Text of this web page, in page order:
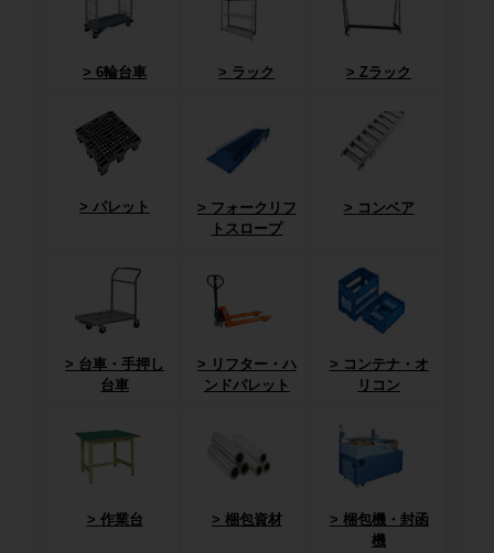
6輪台車 ラック Zラック
パレット
フォークリフ
トスロープ
コンベア
台車・手押し
台車
リフター・ハ
ンドパレット
コンテナ・オ
リコン
作業台 梱包資材
梱包機・封函
機